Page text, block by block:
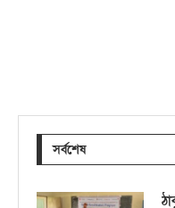
সর্বশেষ